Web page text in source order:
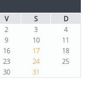
V S
D
2 3
4
9 10
11
16 17
18
23 24
25
30 31